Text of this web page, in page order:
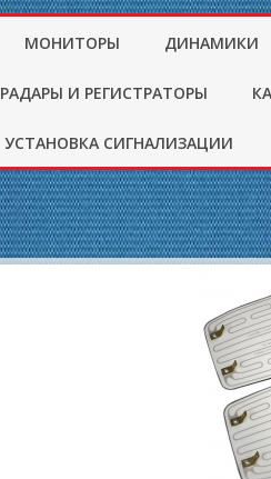
МОНИТОРЫ ДИНАМИКИ
РАДАРЫ И РЕГИСТРАТОРЫ
УСТАНОВКА СИГНАЛИЗАЦИИ